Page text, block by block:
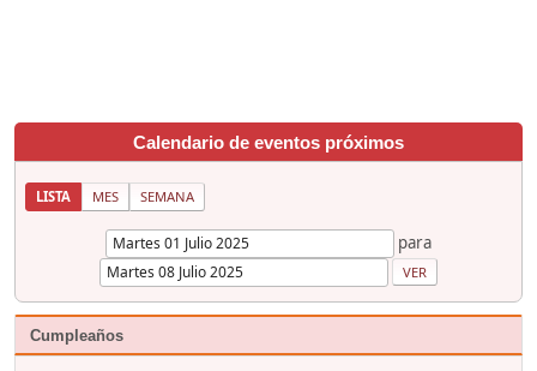
Calendario de eventos próximos
LISTA MES SEMANA
para
Cumpleaños